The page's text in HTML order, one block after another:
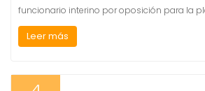
funcionario interino por oposición para la
Leer más